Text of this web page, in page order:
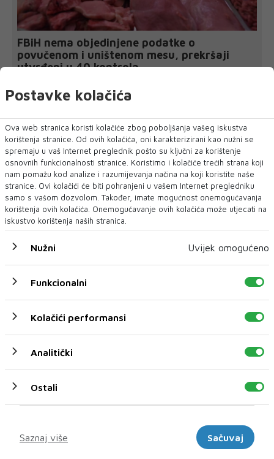
FBiH nema objedinjene podatke o
povučenom i uništenom mesu, prekršaji
utvrđeni u 40 kontrola
jedinstvena baza podataka o kontr...
Postavke kolačića
Ova web stranica koristi kolačiće zbog poboljšanja vašeg iskustva
korištenja stranice. Od ovih kolačića, oni karakterizirani kao nužni se
spremaju u vaš Internet preglednik pošto su ključni za korištenje
osnovnih funkcionalnosti stranice. Koristimo i kolačiće trećih strana koji
nam pomažu kod analize i razumijevanja načina na koji koristite naše
stranice. Ovi kolačići će biti pohranjeni u vašem Internet pregledniku
samo s vašom dozvolom. Također, imate mogućnost onemogućavanja
korištenja ovih kolačića. Onemogućavanje ovih kolačića može utjecati na
iskustvo korištenja naših stranica.
Nužni Uvijek omogućeno
Funkcionalni
Kolačići performansi
Analitički
Ostali
Saznaj više
Sačuvaj